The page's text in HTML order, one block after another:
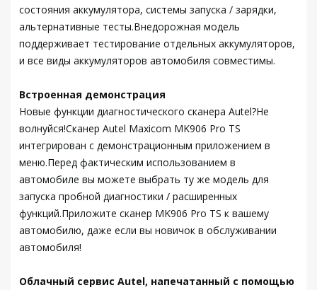
состояния аккумулятора, системы запуска / зарядки,
альтернативные тесты.Внедорожная модель
поддерживает тестирование отдельных аккумуляторов,
и все виды аккумуляторов автомобиля совместимы.
Встроенная демонстрация
Новые функции диагностического сканера Autel?Не
волнуйся!Сканер Autel Maxicom MK906 Pro TS
интегрирован с демонстрационным приложением в
меню.Перед фактическим использованием в
автомобиле вы можете выбрать ту же модель для
запуска пробной диагностики / расширенных
функций.Приложите сканер MK906 Pro TS к вашему
автомобилю, даже если вы новичок в обслуживании
автомобиля!
Облачный сервис Autel, напечатанный с помощью